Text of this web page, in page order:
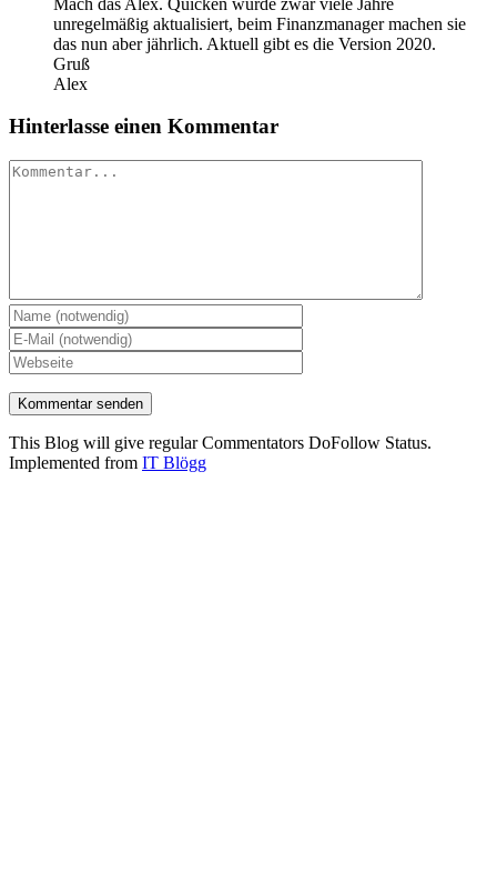
unregelmäßig aktualisiert, beim Finanzmanager machen sie
das nun aber jährlich. Aktuell gibt es die Version 2020.
Gruß
Alex
Hinterlasse einen Kommentar
Kommentar
This Blog will give regular Commentators DoFollow Status.
Implemented from IT Blögg